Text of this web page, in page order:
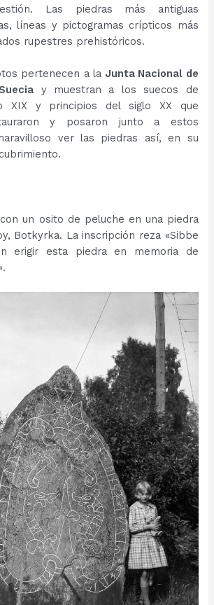
Las piedras más antiguas
líneas y pictogramas crípticos más
rupestres prehistóricos.
pertenecen a la Junta Nacional de
y muestran a los suecos de
XIX y principios del siglo XX que
y posaron junto a estos
ver las piedras así, en su
un osito de peluche en una piedra
Botkyrka. La inscripción reza «Sibbe
erigir esta piedra en memoria de